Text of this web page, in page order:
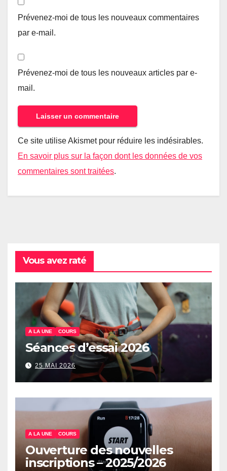
Prévenez-moi de tous les nouveaux commentaires
par e-mail.
Prévenez-moi de tous les nouveaux articles par e-
mail.
Ce site utilise Akismet pour réduire les indésirables.
En savoir plus sur la façon dont les données de vos
commentaires sont traitées.
Vous avez raté
A LA UNE COURS
Séances d’essai 2026
25 MAI 2026
A LA UNE COURS
Ouverture des nouvelles
inscriptions – 2025/2026